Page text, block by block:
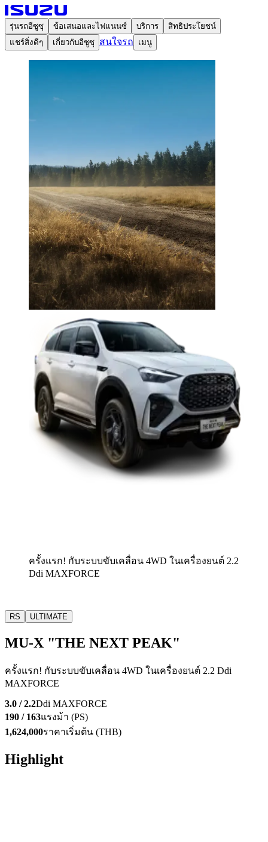
รุ่นรถอีซูซุ ข้อเสนอและไฟแนนซ์ บริการ
สิทธิประโยชน์
แชร์สิ่งดีๆ
เกี่ยวกับอีซูซุ สนใจรถ เมนู
ครั้งแรก! กับระบบขับเคลื่อน 4WD ในเครื่องยนต์ 2.2
Ddi MAXFORCE
RS ULTIMATE
MU-X "THE NEXT PEAK"
ครั้งแรก! กับระบบขับเคลื่อน 4WD ในเครื่องยนต์ 2.2 Ddi
MAXFORCE
3.0 / 2.2Ddi MAXFORCE
190 / 163แรงม้า (PS)
1,624,000ราคาเริ่มต้น (THB)
Highlight